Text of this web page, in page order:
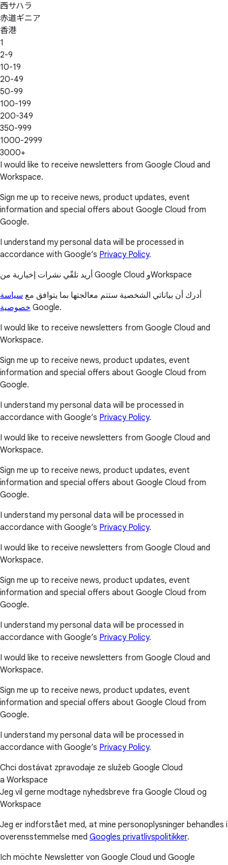
西サハラ
赤道ギニア
香港
1
2-9
10-19
20-49
50-99
100-199
200-349
350-999
1000-2999
3000+
I would like to receive newsletters from Google Cloud and
Workspace.
Sign me up to receive news, product updates, event
information and special offers about Google Cloud from
Google.
I understand my personal data will be processed in
accordance with Google’s Privacy Policy.
أريد تلقّي نشرات إخبارية من Google Cloud وWorkspace
أدرك أن بياناتي الشخصية ستتم معالجتها بما يتوافق مع سياسة
خصوصية Google.
I would like to receive newsletters from Google Cloud and
Workspace.
Sign me up to receive news, product updates, event
information and special offers about Google Cloud from
Google.
I understand my personal data will be processed in
accordance with Google’s Privacy Policy.
I would like to receive newsletters from Google Cloud and
Workspace.
Sign me up to receive news, product updates, event
information and special offers about Google Cloud from
Google.
I understand my personal data will be processed in
accordance with Google’s Privacy Policy.
I would like to receive newsletters from Google Cloud and
Workspace.
Sign me up to receive news, product updates, event
information and special offers about Google Cloud from
Google.
I understand my personal data will be processed in
accordance with Google’s Privacy Policy.
I would like to receive newsletters from Google Cloud and
Workspace.
Sign me up to receive news, product updates, event
information and special offers about Google Cloud from
Google.
I understand my personal data will be processed in
accordance with Google’s Privacy Policy.
Chci dostávat zpravodaje ze služeb Google Cloud
a Workspace
Jeg vil gerne modtage nyhedsbreve fra Google Cloud og
Workspace
Jeg er indforstået med, at mine personoplysninger behandles i
overensstemmelse med Googles privatlivspolitikker.
Ich möchte Newsletter von Google Cloud und Google